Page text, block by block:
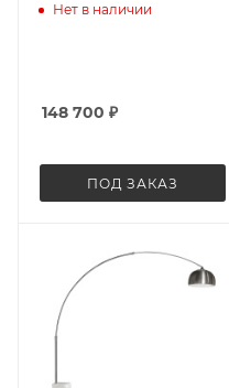
Нет в наличии
148 700 ₽
ПОД ЗАКАЗ